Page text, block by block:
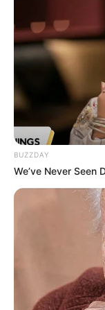
BUZZDAY
We’ve Never Seen